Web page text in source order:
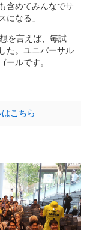
含めてみんなでサ
になる」
を言えば、毎試
た。ユニバーサル
ールです。
こちら